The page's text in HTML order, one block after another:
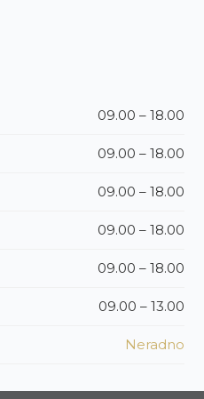
09.00 – 18.00
09.00 – 18.00
09.00 – 18.00
09.00 – 18.00
09.00 – 18.00
09.00 – 13.00
Neradno